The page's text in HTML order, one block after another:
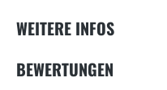
WEITERE INFOS
BEWERTUNGEN